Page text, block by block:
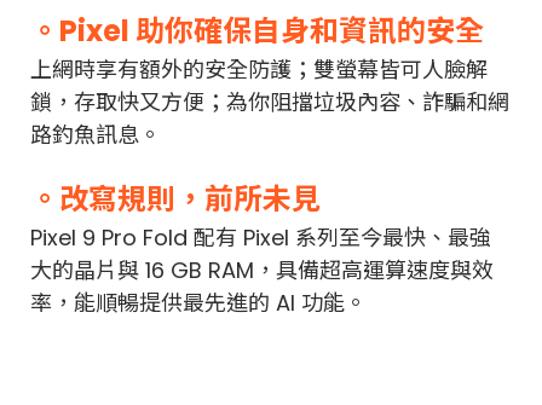
。Pixel 助你確保自身和資訊的安全
上網時享有額外的安全防護；雙螢幕皆可人臉解
鎖，存取快又方便；為你阻擋垃圾內容、詐騙和網
路釣魚訊息。
。改寫規則，前所未見
Pixel 9 Pro Fold 配有 Pixel 系列至今最快、最強
大的晶片與 16 GB RAM，具備超高運算速度與效
率，能順暢提供最先進的 AI 功能。